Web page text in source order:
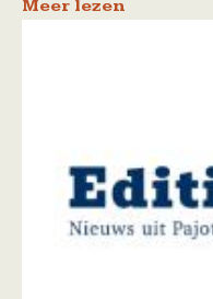
Meer lezen